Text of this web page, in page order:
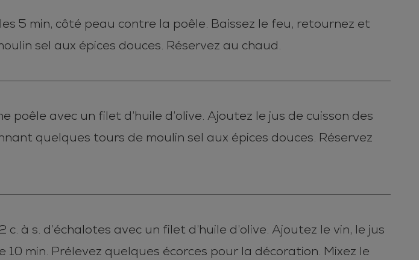
5 min, côté peau contre la poêle. Baissez le feu, retournez et
sel aux épices douces. Réservez au chaud.
avec un filet d’huile d’olive. Ajoutez le jus de cuisson des
quelques tours de moulin sel aux épices douces. Réservez
à s. d’échalotes avec un filet d’huile d’olive. Ajoutez le vin, le jus
min. Prélevez quelques écorces pour la décoration. Mixez le